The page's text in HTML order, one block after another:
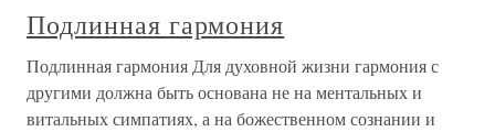
Подлинная гармония
Подлинная гармония Для духовной жизни гармония с
другими должна быть основана не на ментальных и
витальных симпатиях, а на божественном сознании и